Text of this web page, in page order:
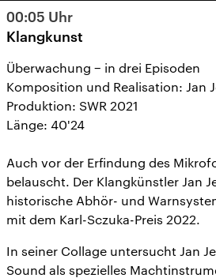
31 1 2 3
00:05 Uhr
Klangkunst
Überwachung − in drei Episoden
Komposition und Realisation: Jan
Produktion: SWR 2021
Länge: 40'24
Auch vor der Erfindung des
belauscht. Der Klangkünstler Jan
historische Abhör- und
mit dem Karl-Sczuka-Preis 2022.
In seiner Collage untersucht Jan
Sound als spezielles